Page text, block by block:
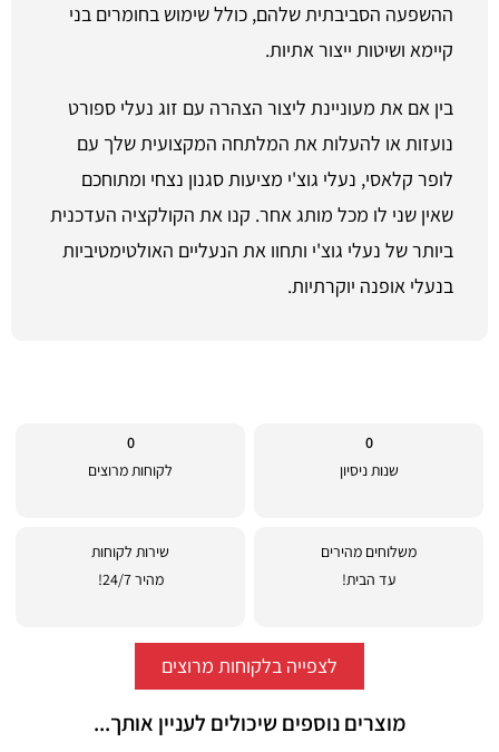
ההשפעה הסביבתית שלהם, כולל שימוש בחומרים בני
קיימא ושיטות ייצור אתיות.
בין אם את מעוניינת ליצור הצהרה עם זוג נעלי ספורט
נועזות או להעלות את המלתחה המקצועית שלך עם
לופר קלאסי, נעלי גוצ'י מציעות סגנון נצחי ומתוחכם
שאין שני לו מכל מותג אחר. קנו את הקולקציה העדכנית
ביותר של נעלי גוצ'י ותחוו את הנעליים האולטימטיביות
בנעלי אופנה יוקרתיות.
0
שנות ניסיון
0
לקוחות מרוצים
משלוחים מהירים
עד הבית!
שירות לקוחות
מהיר 24/7!
לצפייה בלקוחות מרוצים
מוצרים נוספים שיכולים לעניין אותך...